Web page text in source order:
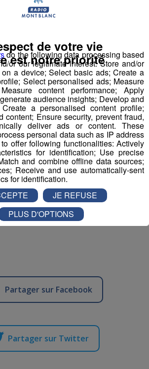
et multiple vainqueur de la coupe du
était en direct sur
du 3 novembre 2020
Partager sur Facebook
Partager sur Twitter
do the following data processing based
or our legitimate interest: Store and/or
a device; Select basic ads; Create a
Select personalised ads; Measure
content performance; Apply
audience insights; Develop and
a personalised content profile;
content; Ensure security, prevent fraud,
deliver ads or content. These
personal data such as IP address
offer following functionalities: Actively
for identification; Use precise
and combine offline data sources;
Receive and use automatically-sent
for identification.
de votre vie
est notre priorité
JE REFUSE
PLUS D'OPTIONS